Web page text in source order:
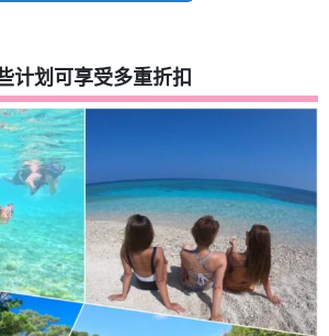
计划可享受多重折扣